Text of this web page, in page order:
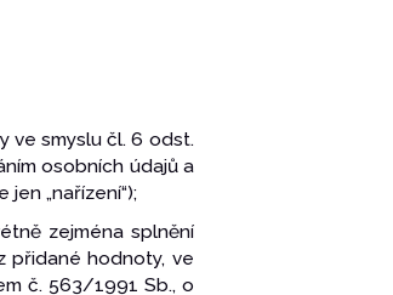
ve smyslu čl. 6 odst.
osobních údajů a
„nařízení“);
zejména splnění
přidané hodnoty, ve
č. 563/1991 Sb., o